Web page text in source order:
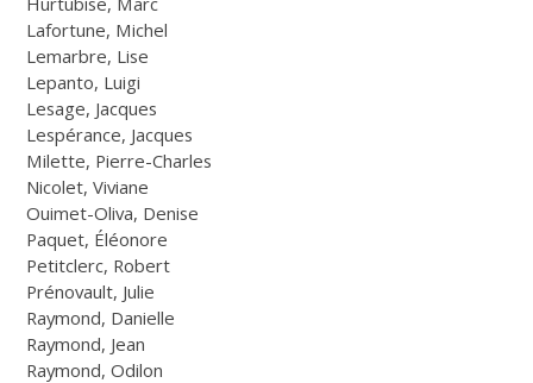
Lafortune, Michel
Lemarbre, Lise
Lepanto, Luigi
Lesage, Jacques
Lespérance, Jacques
Milette, Pierre-Charles
Nicolet, Viviane
Ouimet-Oliva, Denise
Paquet, Éléonore
Petitclerc, Robert
Prénovault, Julie
Raymond, Danielle
Raymond, Jean
Raymond, Odilon